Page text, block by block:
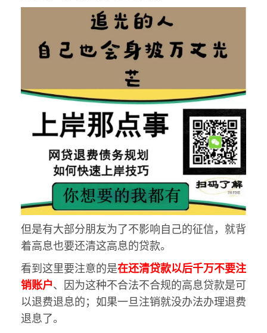
但是有大部分朋友为了不影响自己的征信，就背
着高息也要还清这高息的贷款。
看到这里要注意的是在还清贷款以后千万不要注
销账户、因为这种不合法不合规的高息贷款是可
以退费退息的；如果一旦注销就没办法办理退费
退息了。